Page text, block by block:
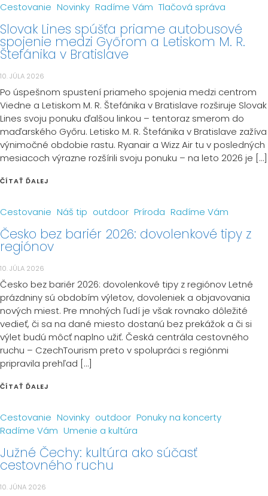
Cestovanie Novinky Radíme Vám Tlačová správa
Slovak Lines spúšťa priame autobusové
spojenie medzi Győrom a Letiskom M. R.
Štefánika v Bratislave
10. JÚLA 2026
Po úspešnom spustení priameho spojenia medzi centrom
Viedne a Letiskom M. R. Štefánika v Bratislave rozširuje Slovak
Lines svoju ponuku ďalšou linkou – tentoraz smerom do
maďarského Győru. Letisko M. R. Štefánika v Bratislave zažíva
výnimočné obdobie rastu. Ryanair a Wizz Air tu v posledných
mesiacoch výrazne rozšírili svoju ponuku – na leto 2026 je […]
ČÍTAŤ ĎALEJ
Cestovanie Náš tip outdoor Príroda Radíme Vám
Česko bez bariér 2026: dovolenkové tipy z
regiónov
10. JÚLA 2026
Česko bez bariér 2026: dovolenkové tipy z regiónov Letné
prázdniny sú obdobím výletov, dovoleniek a objavovania
nových miest. Pre mnohých ľudí je však rovnako dôležité
vedieť, či sa na dané miesto dostanú bez prekážok a či si
výlet budú môcť naplno užiť. Česká centrála cestovného
ruchu – CzechTourism preto v spolupráci s regiónmi
pripravila prehľad […]
ČÍTAŤ ĎALEJ
Cestovanie Novinky outdoor Ponuky na koncerty
Radíme Vám Umenie a kultúra
Južné Čechy: kultúra ako súčasť
cestovného ruchu
10. JÚNA 2026